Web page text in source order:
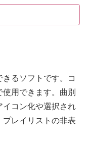
るソフトです。コ
用できます。曲別
イコン化や選択され
レイリストの非表